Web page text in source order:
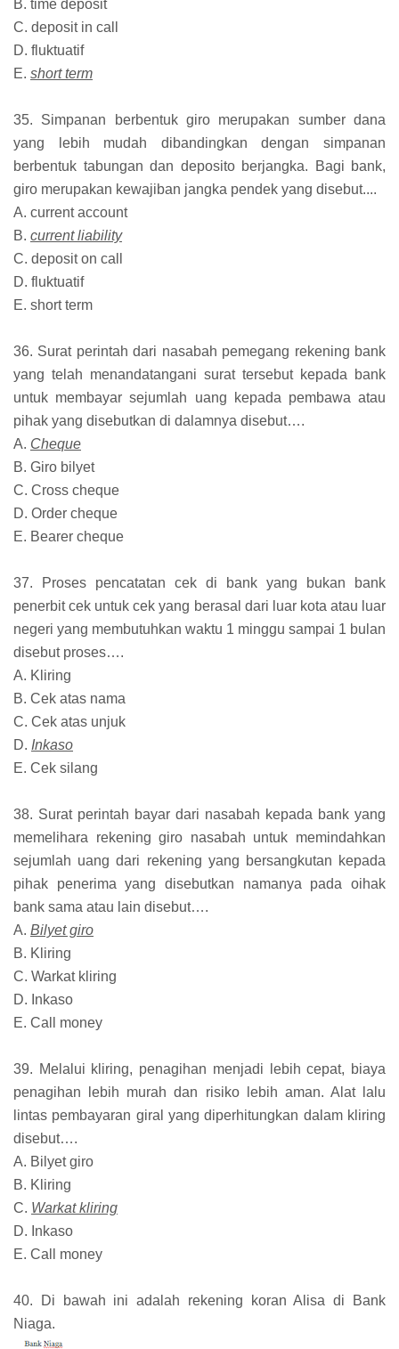
B. time deposit
C. deposit in call
D. fluktuatif
E. short term
35. Simpanan berbentuk giro merupakan sumber dana
yang lebih mudah dibandingkan dengan simpanan
berbentuk tabungan dan deposito berjangka. Bagi bank,
giro merupakan kewajiban jangka pendek yang disebut....
A. current account
B. current liability
C. deposit on call
D. fluktuatif
E. short term
36. Surat perintah dari nasabah pemegang rekening bank
yang telah menandatangani surat tersebut kepada bank
untuk membayar sejumlah uang kepada pembawa atau
pihak yang disebutkan di dalamnya disebut….
A. Cheque
B. Giro bilyet
C. Cross cheque
D. Order cheque
E. Bearer cheque
37. Proses pencatatan cek di bank yang bukan bank
penerbit cek untuk cek yang berasal dari luar kota atau luar
negeri yang membutuhkan waktu 1 minggu sampai 1 bulan
disebut proses….
A. Kliring
B. Cek atas nama
C. Cek atas unjuk
D. Inkaso
E. Cek silang
38. Surat perintah bayar dari nasabah kepada bank yang
memelihara rekening giro nasabah untuk memindahkan
sejumlah uang dari rekening yang bersangkutan kepada
pihak penerima yang disebutkan namanya pada oihak
bank sama atau lain disebut….
A. Bilyet giro
B. Kliring
C. Warkat kliring
D. Inkaso
E. Call money
39. Melalui kliring, penagihan menjadi lebih cepat, biaya
penagihan lebih murah dan risiko lebih aman. Alat lalu
lintas pembayaran giral yang diperhitungkan dalam kliring
disebut….
A. Bilyet giro
B. Kliring
C. Warkat kliring
D. Inkaso
E. Call money
40. Di bawah ini adalah rekening koran Alisa di Bank
Niaga.